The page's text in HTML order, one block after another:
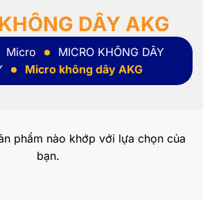
DÂY AKG
Micro
MICRO KHÔNG DÂY
Micro không dây AKG
phẩm nào khớp với lựa chọn của
bạn.